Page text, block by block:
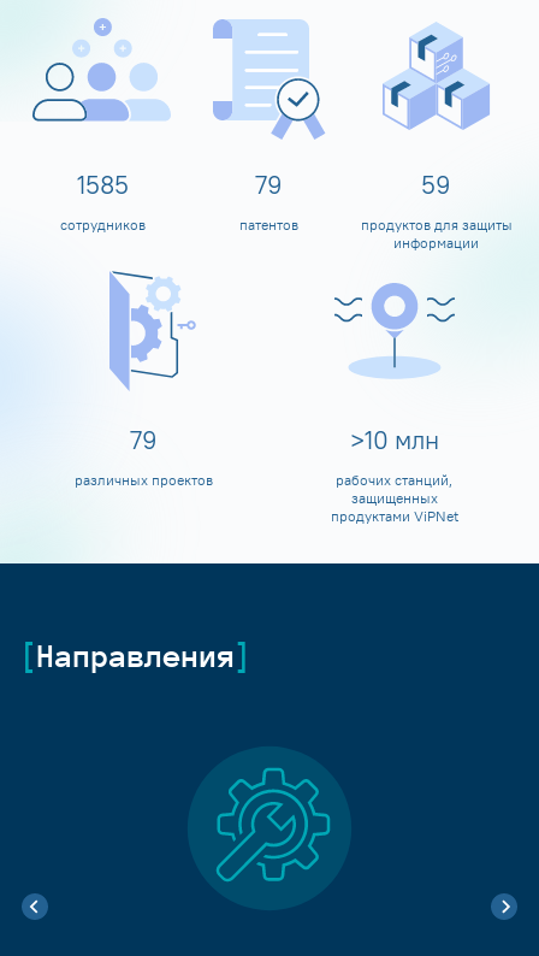
1600
сотрудников
80
патентов
60
продуктов для защиты
информации
80
различных проектов
>10 млн
рабочих станций,
защищенных
продуктами ViPNet
Направления